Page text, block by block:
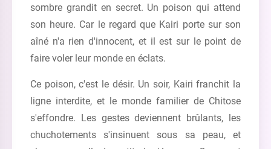
sombre grandit en secret. Un poison qui attend
son heure. Car le regard que Kairi porte sur son
aîné n'a rien d'innocent, et il est sur le point de
faire voler leur monde en éclats.
Ce poison, c'est le désir. Un soir, Kairi franchit la
ligne interdite, et le monde familier de Chitose
s'effondre. Les gestes deviennent brûlants, les
chuchotements s'insinuent sous sa peau, et